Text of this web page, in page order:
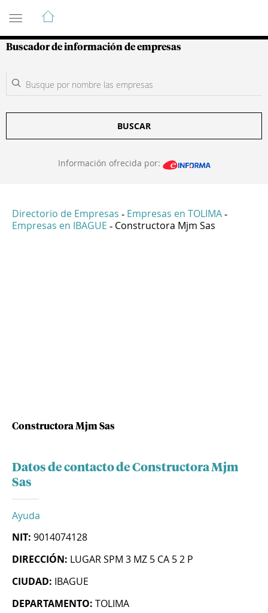
Guía de Empresas Colombianas
Buscador de información de empresas
BUSCAR
Información ofrecida por:
Directorio de Empresas - Empresas en TOLIMA -
Empresas en IBAGUE - Constructora Mjm Sas
Constructora Mjm Sas
Datos de contacto de Constructora Mjm
Sas
Ayuda
NIT: 9014074128
DIRECCIÓN: LUGAR SPM 3 MZ 5 CA 5 2 P
CIUDAD: IBAGUE
DEPARTAMENTO: TOLIMA